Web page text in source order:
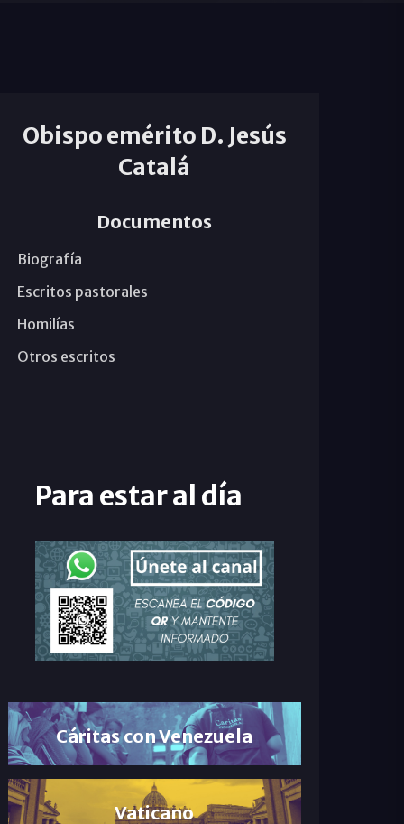
Obispo emérito D. Jesús
Catalá
Documentos
Biografía
Escritos pastorales
Homilías
Otros escritos
Para estar al día
Cáritas con Venezuela
Vaticano